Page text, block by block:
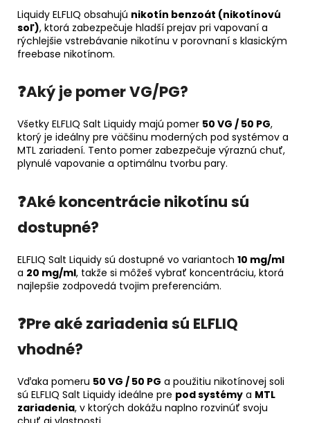
Liquidy ELFLIQ obsahujú nikotín benzoát (nikotínovú
soľ), ktorá zabezpečuje hladší prejav pri vapovaní a
rýchlejšie vstrebávanie nikotínu v porovnaní s klasickým
freebase nikotínom.
❓Aký je pomer VG/PG?
Všetky ELFLIQ Salt Liquidy majú pomer 50 VG / 50 PG,
ktorý je ideálny pre väčšinu moderných pod systémov a
MTL zariadení. Tento pomer zabezpečuje výraznú chuť,
plynulé vapovanie a optimálnu tvorbu pary.
❓Aké koncentrácie nikotínu sú
dostupné?
ELFLIQ Salt Liquidy sú dostupné vo variantoch 10 mg/ml
a 20 mg/ml, takže si môžeš vybrať koncentráciu, ktorá
najlepšie zodpovedá tvojim preferenciám.
❓Pre aké zariadenia sú ELFLIQ
vhodné?
Vďaka pomeru 50 VG / 50 PG a použitiu nikotínovej soli
sú ELFLIQ Salt Liquidy ideálne pre pod systémy a MTL
zariadenia, v ktorých dokážu naplno rozvinúť svoju